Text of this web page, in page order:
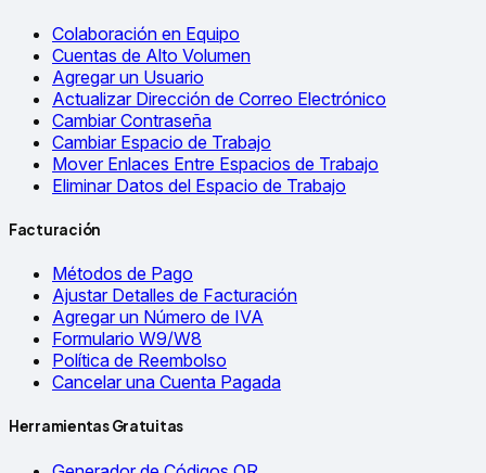
Colaboración en Equipo
Cuentas de Alto Volumen
Agregar un Usuario
Actualizar Dirección de Correo Electrónico
Cambiar Contraseña
Cambiar Espacio de Trabajo
Mover Enlaces Entre Espacios de Trabajo
Eliminar Datos del Espacio de Trabajo
Facturación
Métodos de Pago
Ajustar Detalles de Facturación
Agregar un Número de IVA
Formulario W9/W8
Política de Reembolso
Cancelar una Cuenta Pagada
Herramientas Gratuitas